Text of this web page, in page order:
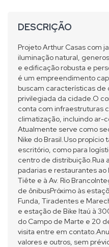
DESCRIÇÃO
Projeto Arthur Casas com
iluminação natural,
e edificação robusta e
é um empreendimento
buscam características de
privilegiada da cidade.O
conta com infraestruturas
climatização, incluindo ar-
Atualmente serve como
Nike do Brasil.Uso
escritório, como para
centro de distribuição.Rua
padarias e restaurantes
Tiête e à Av. Rio
de ônibusPróximo às
Funda, Tiradentes e
e estação de Bike Itaú à
do Campo de Marte e 20
visita entre em
valores e outros, sem